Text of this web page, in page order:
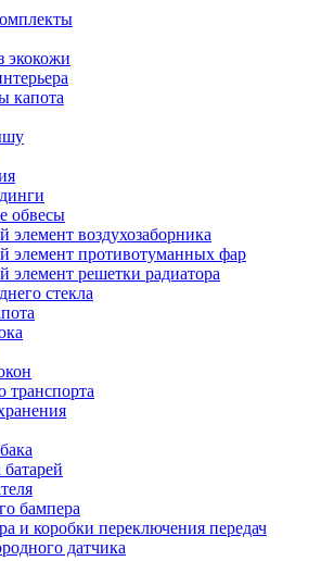
экокожи
капота
обвесы
элемент воздухозаборника
элемент противотуманных фар
элемент решетки радиатора
стекла
транспорта
бампера
и коробки переключения передач
датчика